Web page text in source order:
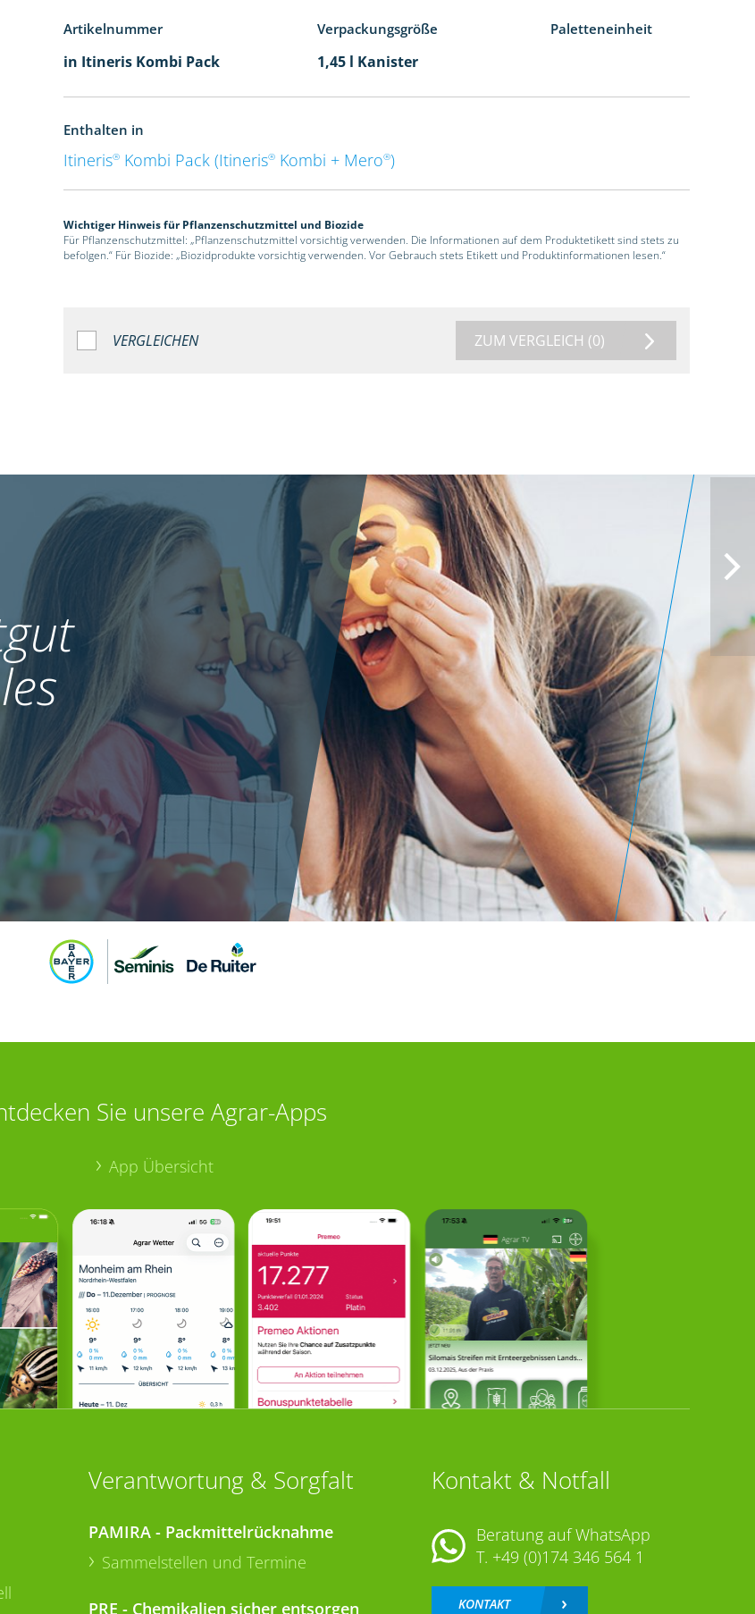
Artikelnummer Verpackungsgröße Paletteneinheit
in Itineris Kombi Pack 1,45 l Kanister
Enthalten in
Itineris® Kombi Pack (Itineris® Kombi + Mero®)
Wichtiger Hinweis für Pflanzenschutzmittel und Biozide
Für Pflanzenschutzmittel: „Pflanzenschutzmittel vorsichtig verwenden. Die Informationen auf dem Produktetikett sind stets zu
befolgen.“ Für Biozide: „Biozidprodukte vorsichtig verwenden. Vor Gebrauch stets Etikett und Produktinformationen lesen.“
VERGLEICHEN ZUM VERGLEICH (0)
Sie unsere Agrar-Apps
App Übersicht
Verantwortung & Sorgfalt
PAMIRA - Packmittelrücknahme
Sammelstellen und Termine
PRE - Chemikalien sicher entsorgen
Kontakt & Notfall
Beratung auf WhatsApp
T. +49 (0)174 346 564 1
KONTAKT